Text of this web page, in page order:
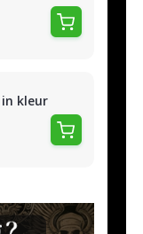
kleur